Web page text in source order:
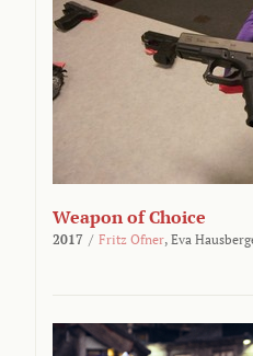
Weapon of Choice
2017 / Fritz Ofner, Eva